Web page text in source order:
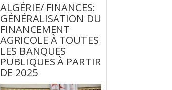
ALGÉRIE/ FINANCES:
GÉNÉRALISATION DU
FINANCEMENT
AGRICOLE À TOUTES
LES BANQUES
PUBLIQUES À PARTIR
DE 2025